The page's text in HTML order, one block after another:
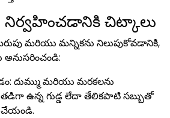
నిర్వహించడానికి చిట్కాలు
మరియు మన్నికను నిలుపుకోవడానికి,
దుమ్ము మరియు మరకలను
ఉన్న గుడ్డ లేదా తేలికపాటి సబ్బుతో
చేయండి.